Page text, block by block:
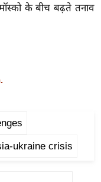
के बीच बढ़ते तनाव
ukraine crisis